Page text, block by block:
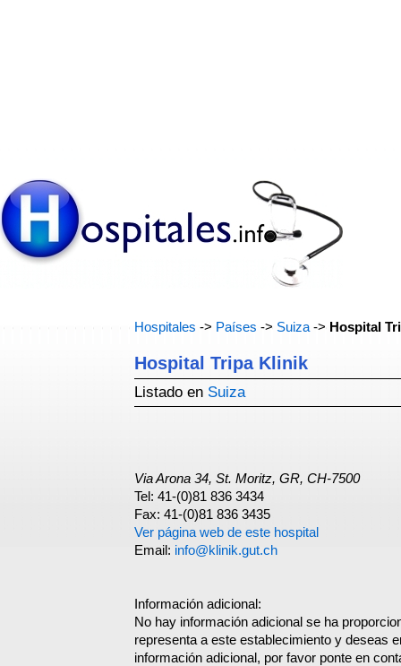
Hospitales -> Países -> Suiza -> Hospital
Hospital Tripa Klinik
Listado en Suiza
Via Arona 34, St. Moritz, GR, CH-7500
Tel: 41-(0)81 836 3434
Fax: 41-(0)81 836 3435
Ver página web de este hospital
Email: info@klinik.gut.ch
Información adicional:
No hay información adicional se ha
representa a este establecimiento y deseas
información adicional, por favor ponte en